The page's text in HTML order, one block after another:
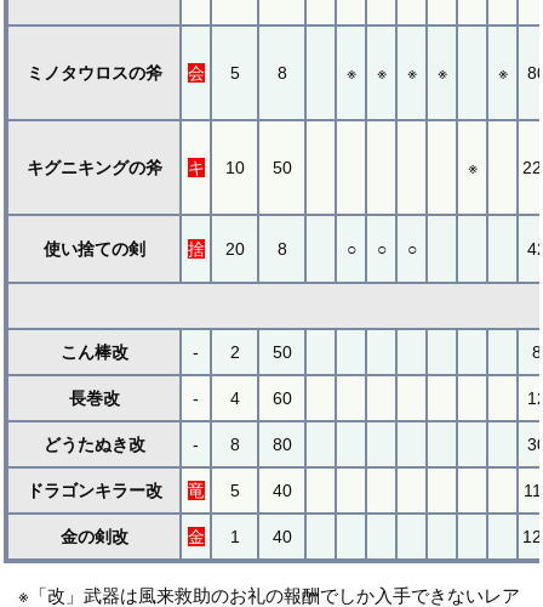
ミノタウロスの斧 会 5 8 ※ ※ ※ ※ ※
キグニキングの斧 キ 10 50 ※
使い捨ての剣 捨 20 8 ○ ○ ○
こん棒改 - 2 50
長巻改 - 4 60
どうたぬき改 - 8 80
ドラゴンキラー改 竜 5 40
金の剣改 金 1 40
※「改」武器は風来救助のお礼の報酬でしか入手できないレア